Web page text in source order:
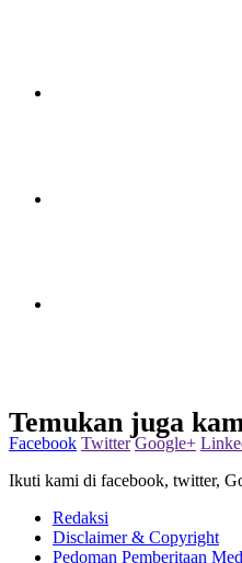
Temukan juga
Facebook Twitter Google+
Ikuti kami di facebook, twitter,
Redaksi
Disclaimer & Copyright
Pedoman Pemberitaan